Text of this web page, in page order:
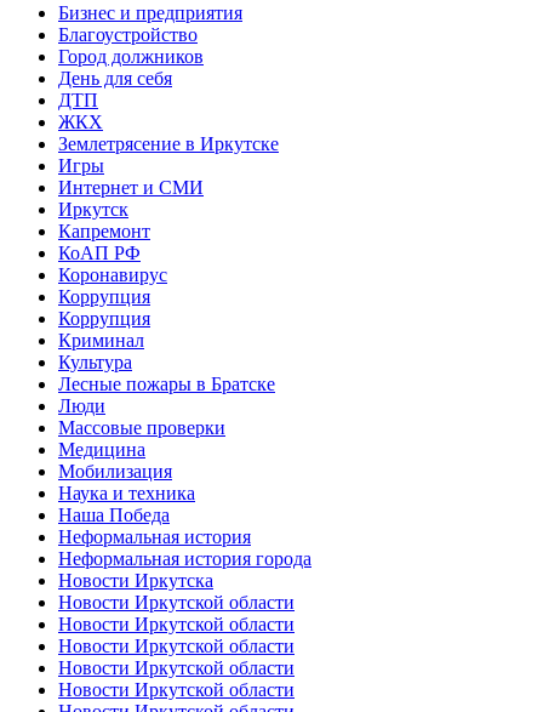
Бизнес и предприятия
Благоустройство
Город должников
День для себя
ДТП
ЖКХ
Землетрясение в Иркутске
Игры
Интернет и СМИ
Иркутск
Капремонт
КоАП РФ
Коронавирус
Коррупция
Коррупция
Криминал
Культура
Лесные пожары в Братске
Люди
Массовые проверки
Медицина
Мобилизация
Наука и техника
Наша Победа
Неформальная история
Неформальная история города
Новости Иркутска
Новости Иркутской области
Новости Иркутской области
Новости Иркутской области
Новости Иркутской области
Новости Иркутской области